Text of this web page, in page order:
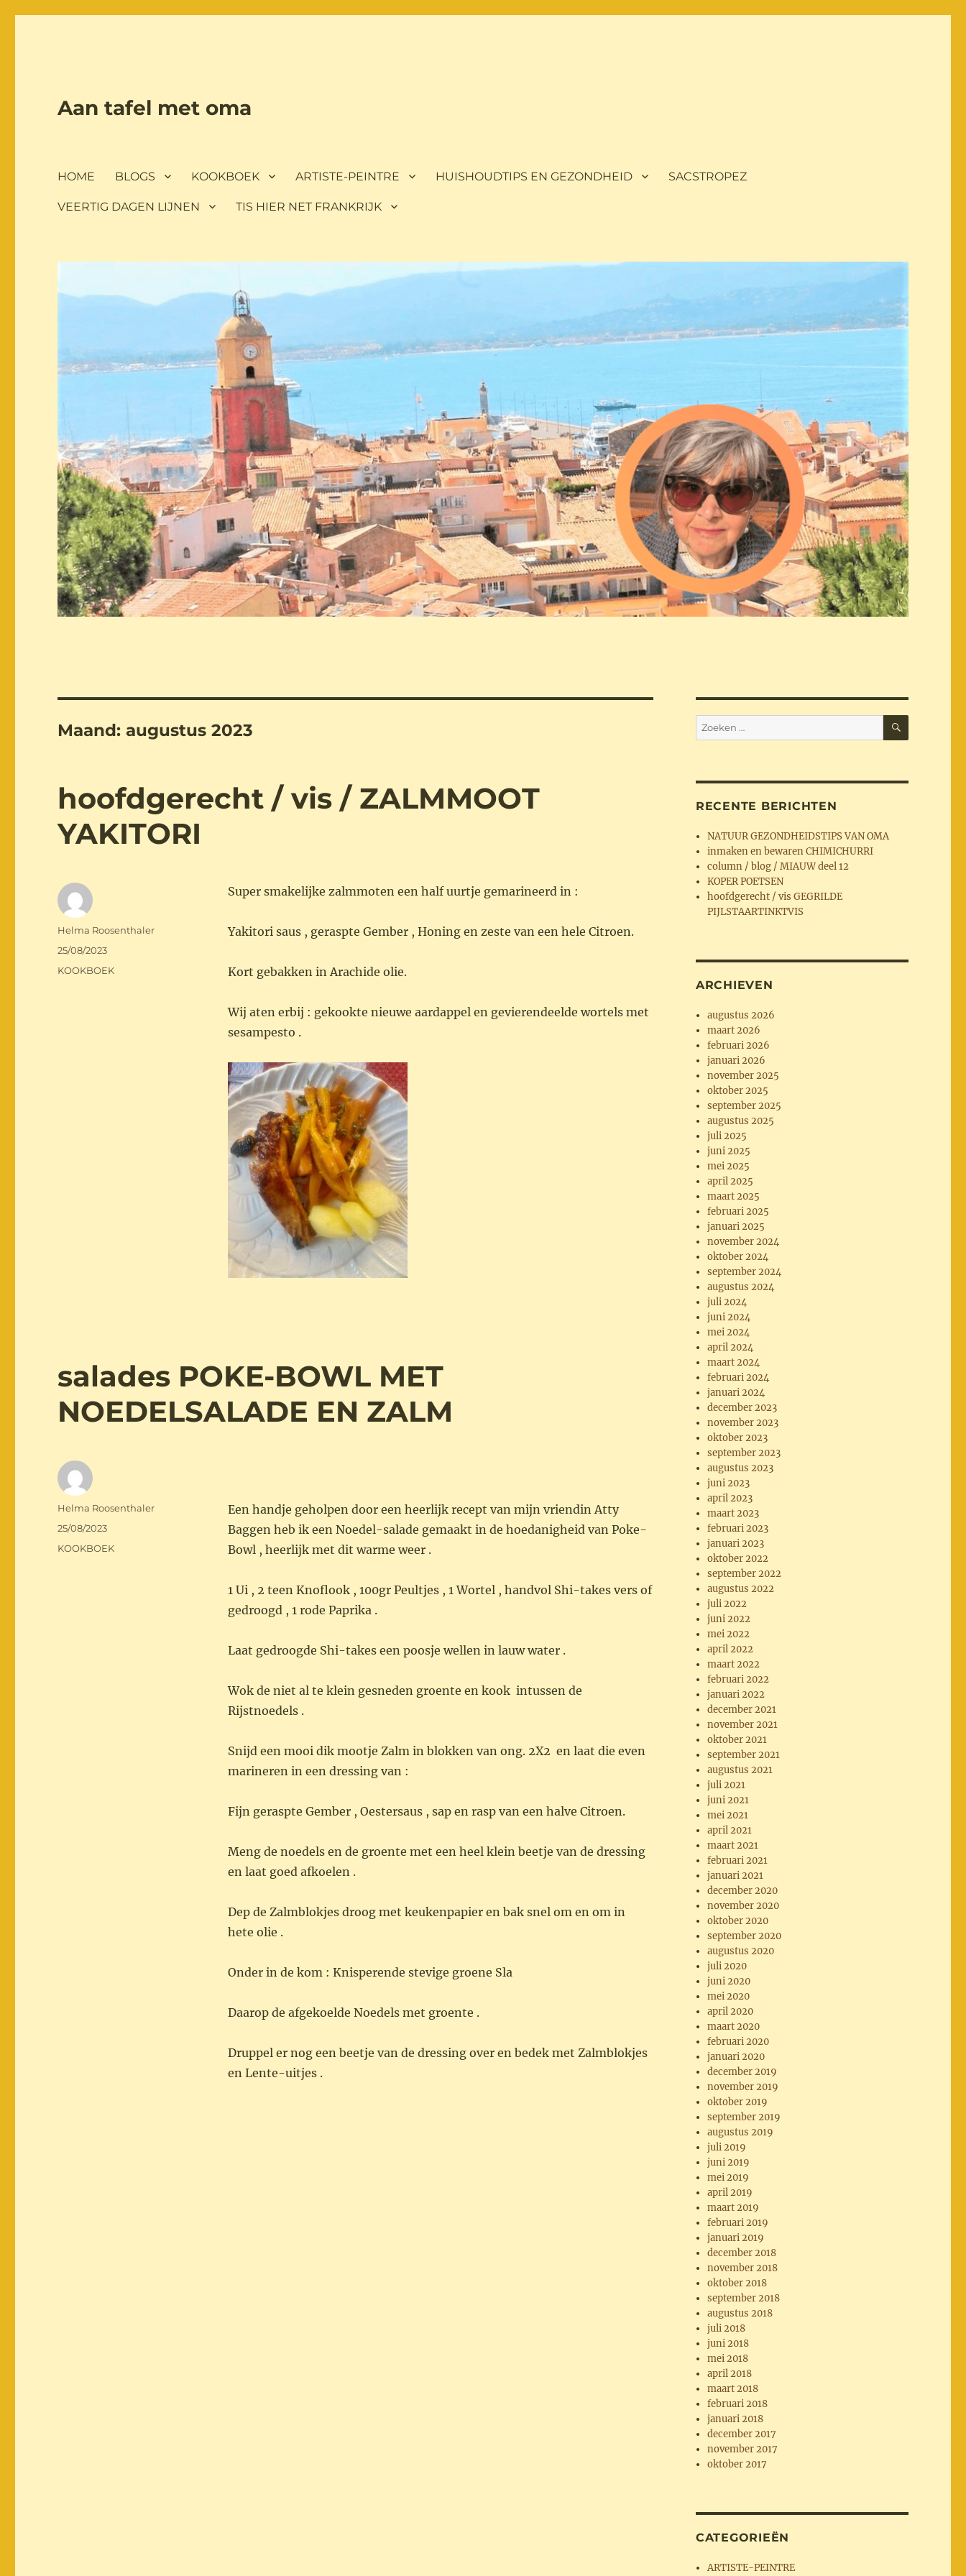
Aan tafel met oma
HOME BLOGS KOOKBOEK ARTISTE-PEINTRE HUISHOUDTIPS EN GEZONDHEID SACSTROPEZ
VEERTIG DAGEN LIJNEN TIS HIER NET FRANKRIJK
Maand:augustus 2023
hoofdgerecht / vis / ZALMMOOT
YAKITORI
Super smakelijke zalmmoten een half uurtje gemarineerd in :
Yakitori saus , geraspte Gember , Honing en zeste van een hele Citroen.
Kort gebakken in Arachide olie.
Wij aten erbij : gekookte nieuwe aardappel en gevierendeelde wortels met
sesampesto .
Auteur
Helma Roosenthaler
Geplaatst
op
25/08/2023
Categorieën
KOOKBOEK
salades POKE-BOWL MET
NOEDELSALADE EN ZALM
Een handje geholpen door een heerlijk recept van mijn vriendin Atty
Baggen heb ik een Noedel-salade gemaakt in de hoedanigheid van Poke-
Bowl , heerlijk met dit warme weer .
1 Ui , 2 teen Knoflook , 100gr Peultjes , 1 Wortel , handvol Shi-takes vers of
gedroogd , 1 rode Paprika .
Laat gedroogde Shi-takes een poosje wellen in lauw water .
Wok de niet al te klein gesneden groente en kook intussen de
Rijstnoedels .
Snijd een mooi dik mootje Zalm in blokken van ong. 2X2 en laat die even
marineren in een dressing van :
Fijn geraspte Gember , Oestersaus , sap en rasp van een halve Citroen.
Meng de noedels en de groente met een heel klein beetje van de dressing
en laat goed afkoelen .
Dep de Zalmblokjes droog met keukenpapier en bak snel om en om in
hete olie .
Onder in de kom : Knisperende stevige groene Sla
Daarop de afgekoelde Noedels met groente .
Druppel er nog een beetje van de dressing over en bedek met Zalmblokjes
en Lente-uitjes .
Auteur
Helma Roosenthaler
Geplaatst
op
25/08/2023
Categorieën
KOOKBOEK
Zoeken
naar:
ZOEKEN
RECENTE BERICHTEN
NATUUR GEZONDHEIDSTIPS VAN OMA
inmaken en bewaren CHIMICHURRI
column / blog / MIAUW deel 12
KOPER POETSEN
hoofdgerecht / vis GEGRILDE
PIJLSTAARTINKTVIS
ARCHIEVEN
augustus 2026
maart 2026
februari 2026
januari 2026
november 2025
oktober 2025
september 2025
augustus 2025
juli 2025
juni 2025
mei 2025
april 2025
maart 2025
februari 2025
januari 2025
november 2024
oktober 2024
september 2024
augustus 2024
juli 2024
juni 2024
mei 2024
april 2024
maart 2024
februari 2024
januari 2024
december 2023
november 2023
oktober 2023
september 2023
augustus 2023
juni 2023
april 2023
maart 2023
februari 2023
januari 2023
oktober 2022
september 2022
augustus 2022
juli 2022
juni 2022
mei 2022
april 2022
maart 2022
februari 2022
januari 2022
december 2021
november 2021
oktober 2021
september 2021
augustus 2021
juli 2021
juni 2021
mei 2021
april 2021
maart 2021
februari 2021
januari 2021
december 2020
november 2020
oktober 2020
september 2020
augustus 2020
juli 2020
juni 2020
mei 2020
april 2020
maart 2020
februari 2020
januari 2020
december 2019
november 2019
oktober 2019
september 2019
augustus 2019
juli 2019
juni 2019
mei 2019
april 2019
maart 2019
februari 2019
januari 2019
december 2018
november 2018
oktober 2018
september 2018
augustus 2018
juli 2018
juni 2018
mei 2018
april 2018
maart 2018
februari 2018
januari 2018
december 2017
november 2017
oktober 2017
CATEGORIEËN
ARTISTE-PEINTRE